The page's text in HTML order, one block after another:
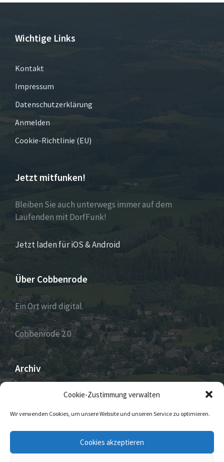
Cookie-Zustimmung verwalten
Wir verwenden Cookies, um unsere Website und unseren Service zu optimieren.
Cookies akzeptieren
Wichtige Links
Kontakt
Impressum
Datenschutzerklärung
Anmelden
Cookie-Richtlinie (EU)
Jetzt mitfunken!
Bleiben Sie auch unterwegs immer auf dem
Laufenden mit DorfFunk!
Jetzt laden für iOS & Android
Über Cobbenrode
Ein Ort wird digital.
Cobbenrode 2.0
Archiv
Facebook Twitter Instagram